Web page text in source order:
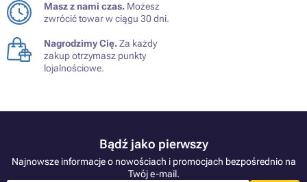
Masz z nami czas. Możesz
zwrócić towar w ciągu 30 dni.
Nagrodzimy Cię.Za każdy
zakup otrzymasz punkty
lojalnościowe.
Bądź jako pierwszy
Najnowsze informacje o nowościach i promocjach bezpośrednio na
Twój e-mail.